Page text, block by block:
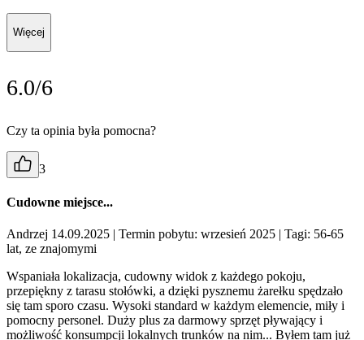
Więcej
6.0/6
Czy ta opinia była pomocna?
3
Cudowne miejsce...
Andrzej 14.09.2025 | Termin pobytu: wrzesień 2025 | Tagi: 56-65
lat, ze znajomymi
Wspaniała lokalizacja, cudowny widok z każdego pokoju,
przepiękny z tarasu stołówki, a dzięki pysznemu żarełku spędzało
się tam sporo czasu. Wysoki standard w każdym elemencie, miły i
pomocny personel. Duży plus za darmowy sprzęt pływający i
możliwość konsumpcji lokalnych trunków na nim... Byłem tam już